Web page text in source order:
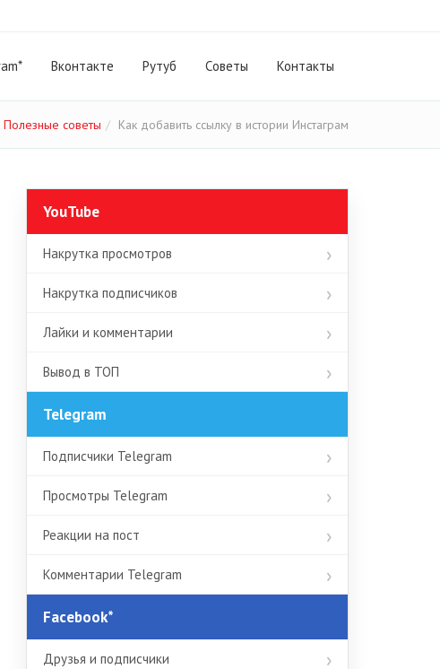
Вконтакте Рутуб Cоветы Контакты
Полезные советы Как добавить ссылку в истории Инстаграм
YouTube
Накрутка просмотров
Накрутка подписчиков
Лайки и комментарии
Вывод в ТОП
Telegram
Подписчики Telegram
Просмотры Telegram
Реакции на пост
Комментарии Telegram
Facebook*
Друзья и подписчики